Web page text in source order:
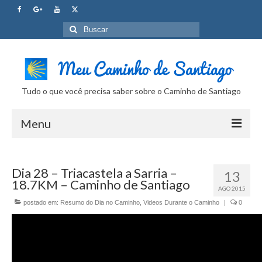
Buscar
por:
Tudo o que você precisa saber sobre o Caminho de Santiago
Menu
Tudo sobre o Caminho
Internet no Caminho
13
AGO 2015
Dia 28 – Triacastela a Sarria –
18.7KM – Caminho de Santiago
postado em: Resumo do Dia no Caminho Videos Durante o Caminho | 0